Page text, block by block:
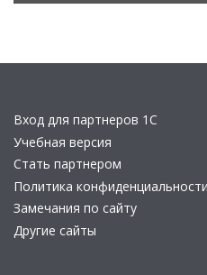
Вход для партнеров 1С
Учебная версия
Стать партнером
Политика конфиденциальности
Замечания по сайту
Другие сайты